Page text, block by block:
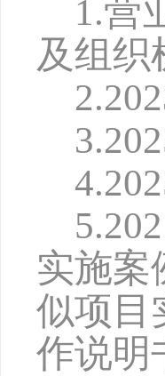
1.营
及组织
2.202
3.202
4.202
5.202
实施案
似项目
作说明